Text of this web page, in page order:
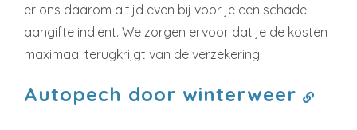
er ons daarom altijd even bij voor je een schade-
aangifte indient. We zorgen ervoor dat je de kosten
maximaal terugkrijgt van de verzekering.
Autopech door winterweer